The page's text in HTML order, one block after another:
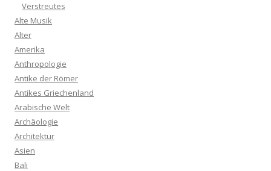
Verstreutes
Alte Musik
Alter
Amerika
Anthropologie
Antike der Römer
Antikes Griechenland
Arabische Welt
Archäologie
Architektur
Asien
Bali